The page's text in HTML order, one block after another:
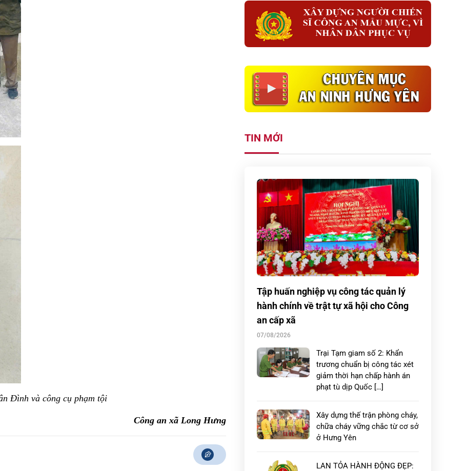
Đình và công cụ phạm tội
Công an xã Long Hưng
TIN MỚI
Tập huấn nghiệp vụ công tác quản lý
hành chính về trật tự xã hội cho Công
an cấp xã
07/08/2026
Trại Tạm giam số 2: Khẩn
trương chuẩn bị công tác xét
giảm thời hạn chấp hành án
phạt tù dịp Quốc […]
Xây dựng thế trận phòng cháy,
chữa cháy vững chắc từ cơ sở
ở Hưng Yên
LAN TỎA HÀNH ĐỘNG ĐẸP: